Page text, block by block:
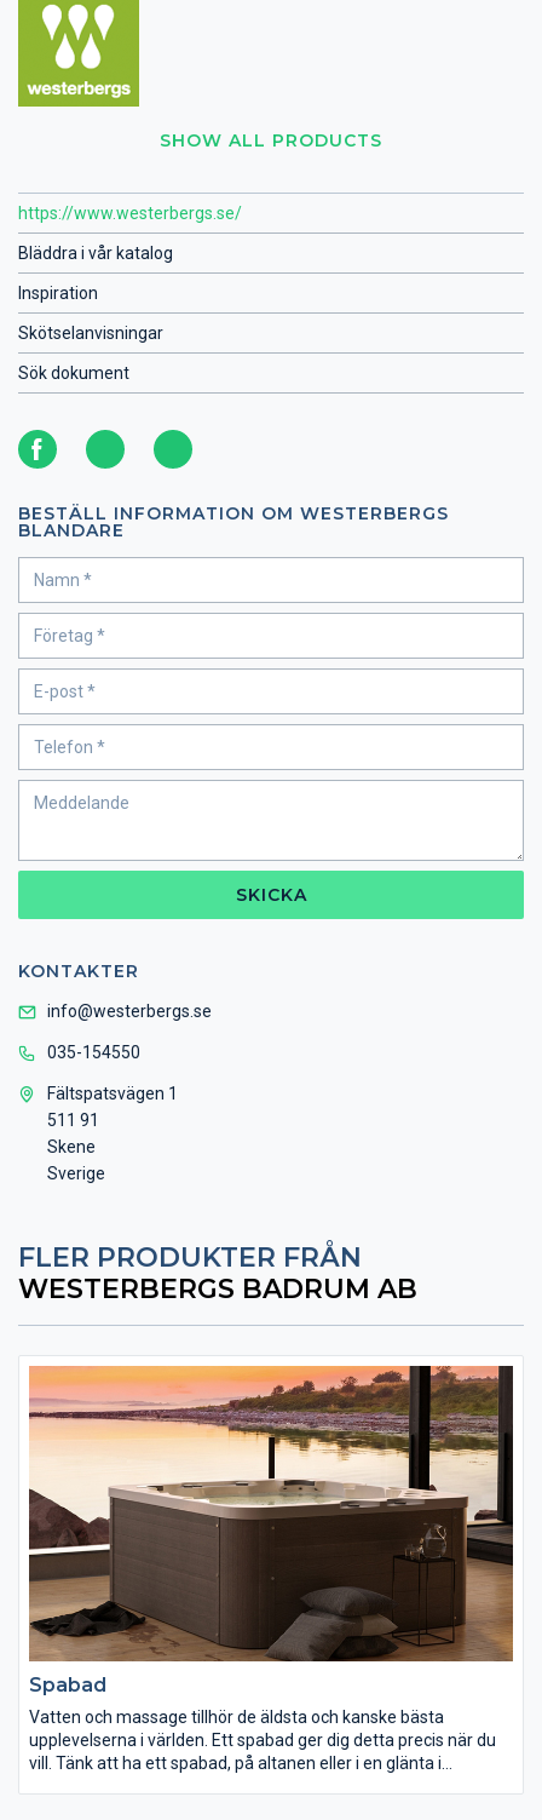
SHOW ALL PRODUCTS
https://www.westerbergs.se/
Bläddra i vår katalog
Inspiration
Skötselanvisningar
Sök dokument
BESTÄLL INFORMATION OM WESTERBERGS
BLANDARE
SKICKA
KONTAKTER
info@westerbergs.se
035-154550
Fältspatsvägen 1
511 91
Skene
Sverige
FLER PRODUKTER FRÅN
WESTERBERGS BADRUM AB
Spabad
Vatten och massage tillhör de äldsta och kanske bästa
upplevelserna i världen. Ett spabad ger dig detta precis när du
vill. Tänk att ha ett spabad, på altanen eller i en glänta i